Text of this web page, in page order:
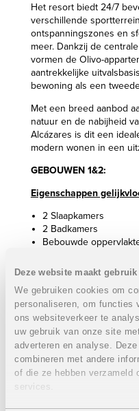
Deze website maakt
We gebruiken cookies om
personaliseren, om functies
ons websiteverkeer te
uw gebruik van onze site
adverteren en analyse.
combineren met andere
of die ze hebben verzameld
services.
Het resort biedt 24/7
verschillende
ontspanningszones en
meer. Dankzij de
vormen de Olivo-
aantrekkelijke
bewoning als een
Met een breed aanbod
natuur en de nabijheid
Alcázares is dit een
modern wonen in een
GEBOUWEN 1&2:
Eigenschappen
2 Slaapkamers
2 Badkamers
Bebouwde
Ondergrondse
Prijs:321.000 euro
Eigenschappen
verdieping:
3 Slaapkamers
2 Badkamers
Bebouwde
Terras: 28 m²